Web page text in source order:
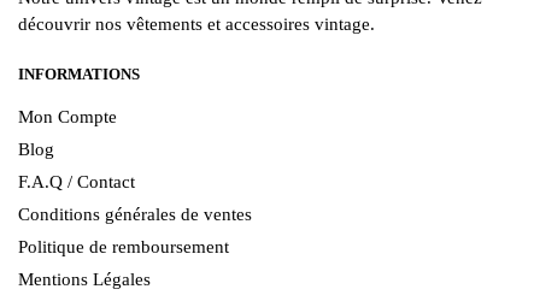
découvrir nos vêtements et accessoires vintage.
INFORMATIONS
Mon Compte
Blog
F.A.Q / Contact
Conditions générales de ventes
Politique de remboursement
Mentions Légales